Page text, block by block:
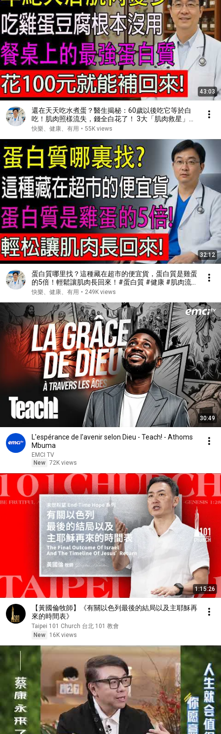
43:03
還在天天吃水煮蛋？醫生揭秘：60歲以後吃它等於白
吃！肌肉照樣流失，錢全白花了！ 3大「肌肉救星」食
物， 幫你找迴力量！#健康#健康飲食 #養老生活 #老
快樂、健康、有用 • 55K views
32:12
蛋白質哪里找？這種藏在超市的便宜貨，蛋白質是雞蛋
的5倍！輕鬆讓肌肉長回來！#蛋白質 #健康 #肌肉流
失 #肌少症
快樂、健康、有用 • 249K views
30:49
L'espérance de l'avenir selon Dieu - Teach! - Athoms
Mbuma
EMCI TV
New 72K views
1:15:26
【黃國倫牧師】《有關以色列最後的結局以及主耶穌再
來的時間表》
Taipei 101 Church 台北 101 教會
New
16K views